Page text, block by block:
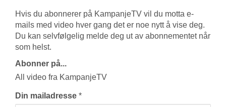
Hvis du abonnerer på KampanjeTV vil du motta e-
mails med video hver gang det er noe nytt å vise deg.
Du kan selvfølgelig melde deg ut av abonnementet når
som helst.
Abonner på...
All video fra KampanjeTV
Din mailadresse *